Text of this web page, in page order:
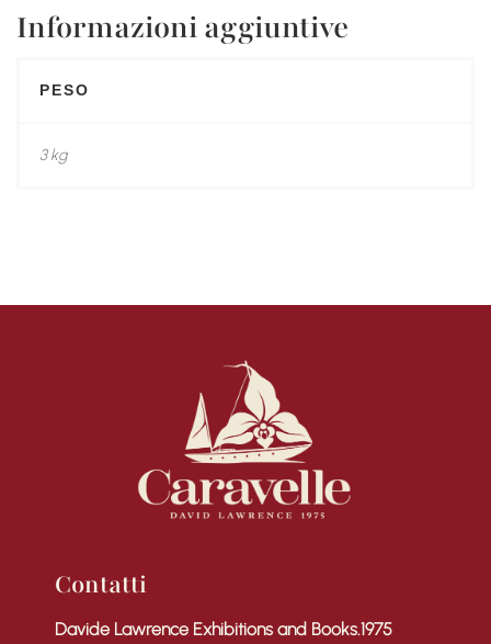
Informazioni aggiuntive
PESO
3 kg
Contatti
Davide Lawrence Exhibitions and Books.1975